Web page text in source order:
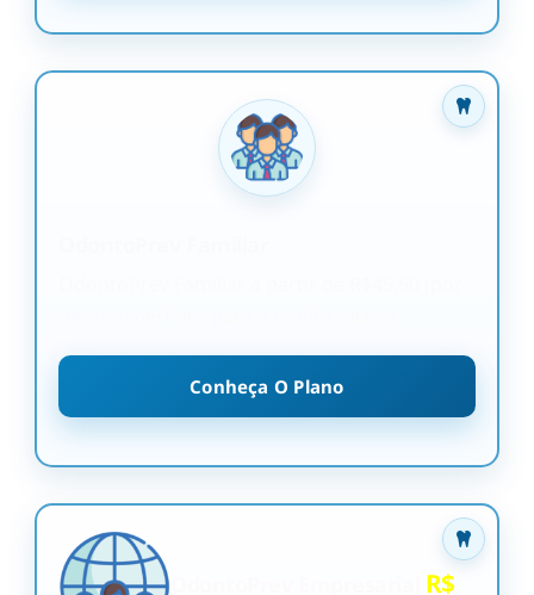
Conheça O Plano
R$